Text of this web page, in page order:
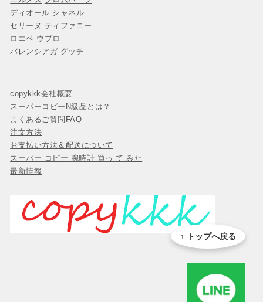
ディオール シャネル
セリーヌ ティファニー
ロエベ ウブロ
バレンシアガ グッチ
copykkk会社概要
スーパーコピーN級品とは？
よくあるご質問FAQ
注文方法
お支払い方法＆配送について
スーパー コピー 腕時計 買っ て みた
最新情報
↑ トップへ戻る